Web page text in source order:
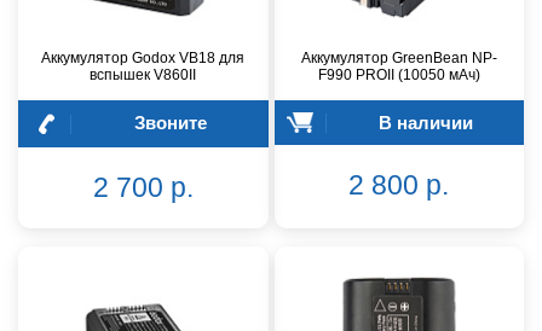
Аккумулятор Godox VB18 для
вспышек V860II
Звоните
2 700 р.
Аккумулятор GreenBean NP-
F990 PROII (10050 мАч)
В наличии
2 800 р.